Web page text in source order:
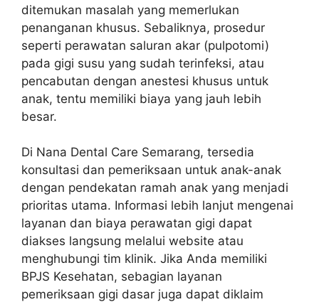
ditemukan masalah yang memerlukan
penanganan khusus. Sebaliknya, prosedur
seperti perawatan saluran akar (pulpotomi)
pada gigi susu yang sudah terinfeksi, atau
pencabutan dengan anestesi khusus untuk
anak, tentu memiliki biaya yang jauh lebih
besar.
Di Nana Dental Care Semarang, tersedia
konsultasi dan pemeriksaan untuk anak-anak
dengan pendekatan ramah anak yang menjadi
prioritas utama. Informasi lebih lanjut mengenai
layanan dan biaya perawatan gigi dapat
diakses langsung melalui website atau
menghubungi tim klinik. Jika Anda memiliki
BPJS Kesehatan, sebagian layanan
pemeriksaan gigi dasar juga dapat diklaim